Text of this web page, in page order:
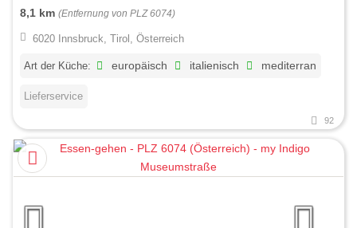
8,1 km (Entfernung von PLZ 6074)
6020 Innsbruck, Tirol, Österreich
Art der Küche: europäisch italienisch mediterran
Lieferservice
92